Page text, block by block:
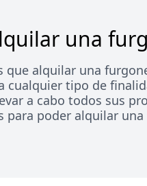
una
que alquilar una
cualquier tipo de
a cabo todos sus
para poder alquilar